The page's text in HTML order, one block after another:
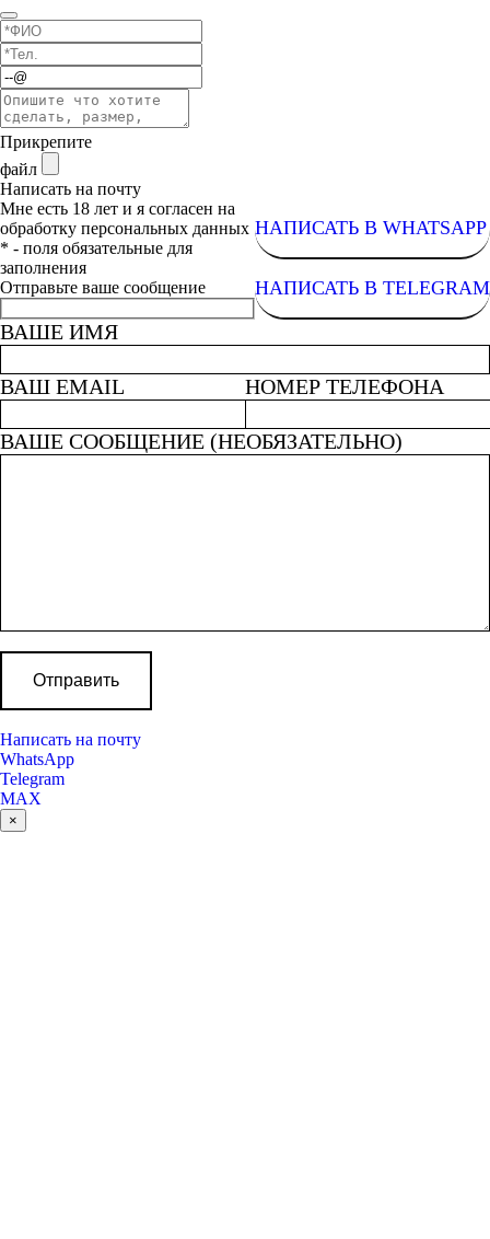
Прикрепите
файл
Написать на почту
НАПИСАТЬ В WHATSAPP
НАПИСАТЬ В TELEGRAM
Мне есть 18 лет и я согласен на
обработку персональных данных
* - поля обязательные для
заполнения
Отправьте ваше сообщение
ВАШЕ ИМЯ
ВАШ EMAIL НОМЕР ТЕЛЕФОНА
ВАШЕ СООБЩЕНИЕ (НЕОБЯЗАТЕЛЬНО)
Написать на почту
WhatsApp
Telegram
MAX
×